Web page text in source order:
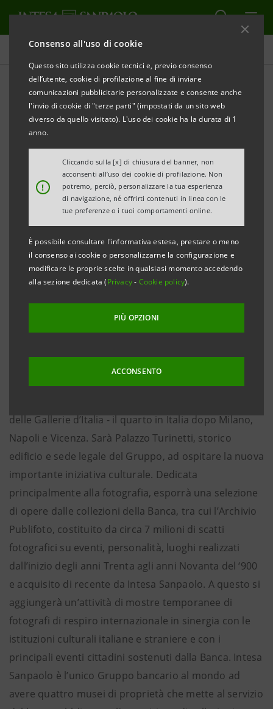
Consenso all'uso di cookie
Questo sito utilizza cookie tecnici e, previo consenso
dell’utente, cookie di profilazione al fine di inviare
comunicazioni pubblicitarie personalizzate e consente anche
l'invio di cookie di "terze parti" (impostati da un sito web
diverso da quello visitato). L'uso dei cookie ha la durata di 1
anno.
!
Cliccando sulla [x] di chiusura del banner, non
acconsenti all’uso dei cookie di profilazione. Non
potremo, perciò, personalizzare la tua esperienza
di navigazione, né offrirti contenuti in linea con le
tue preferenze o i tuoi comportamenti online.
È possibile consultare l'informativa estesa, prestare o meno
il consenso ai cookie o personalizzarne la configurazione e
modificare le proprie scelte in qualsiasi momento accedendo
alla sezione dedicata (Privacy- Cookie policy).
PIÙ OPZIONI
ACCONSENTO
Comunicati stampa
STAMPA AGGIORNA
COMUNICATO STAMPA
PRESENTATO IL PROGETTO PER IL NUOVO MUSEO
- PIAZZA SAN CARLO
 Palazzo Turinetti in Piazza San Carlo ospiterà la
quarta sede che si aggiunge a quelle di Milano,
Napoli, Vicenza
 Il nuovo museo sarà dedicato principalmente alla
fotografia
 Un ulteriore sviluppo del Progetto Cultura di Intesa
Sanpaolo, primo Gruppo al mondo ad avere quattro
musei di proprietà messi a disposizione della
comunità
Torino, 14 gennaio 2020 - Intesa Sanpaolo ha
delle Gallerie d’Italia - il quarto in Italia dopo Milano,
Napoli e Vicenza. Sarà Palazzo Turinetti, storico
edificio e sede legale del Gruppo, ad ospitare la nuova
importante iniziativa culturale. Dedicata
principalmente alla fotografia, esporrà una selezione
di opere dalle collezioni della Banca, tra cui l’Archivio
Publifoto, costituito da circa 7 milioni di scatti
fotografici su eventi, personalità, luoghi realizzati
dall’inizio degli anni Trenta agli anni Novanta del ‘900
e acquisito di recente da Intesa Sanpaolo. A questo si
aggiungerà un’attività di mostre temporanee di
fotografi di respiro internazionale in sinergia con le
istituzioni culturali italiane e straniere e con i
principali eventi cittadini sostenuti dalla Banca. Intesa
Sanpaolo è l’unico Gruppo bancario al mondo ad
avere quattro musei di proprietà che mette al servizio